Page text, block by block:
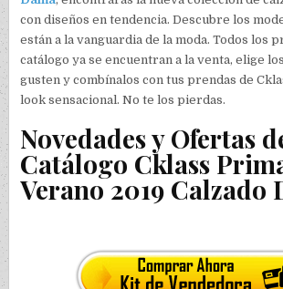
con diseños en tendencia. Descubre los
están a la vanguardia de la moda. Todos los
catálogo ya se encuentran a la venta, elige
gusten y combínalos con tus prendas de
look sensacional. No te los pierdas.
Novedades y Ofertas
Catálogo Cklass
Verano 2019 Calzado